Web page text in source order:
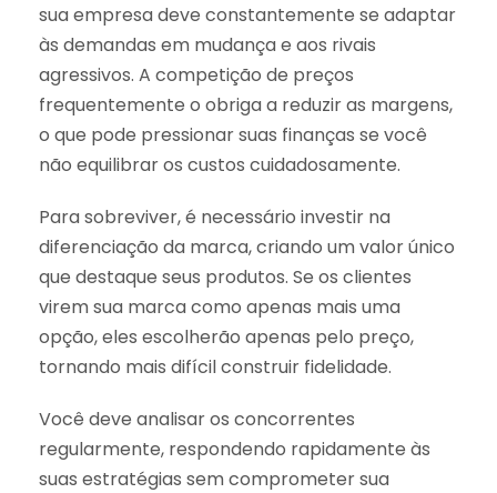
sua empresa deve constantemente se adaptar
às demandas em mudança e aos rivais
agressivos. A competição de preços
frequentemente o obriga a reduzir as margens,
o que pode pressionar suas finanças se você
não equilibrar os custos cuidadosamente.
Para sobreviver, é necessário investir na
diferenciação da marca, criando um valor único
que destaque seus produtos. Se os clientes
virem sua marca como apenas mais uma
opção, eles escolherão apenas pelo preço,
tornando mais difícil construir fidelidade.
Você deve analisar os concorrentes
regularmente, respondendo rapidamente às
suas estratégias sem comprometer sua